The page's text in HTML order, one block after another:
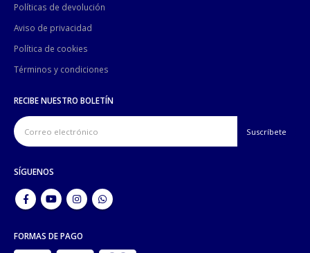
Políticas de devolución
Aviso de privacidad
Política de cookies
Términos y condiciones
RECIBE NUESTRO BOLETÍN
SÍGUENOS
FORMAS DE PAGO